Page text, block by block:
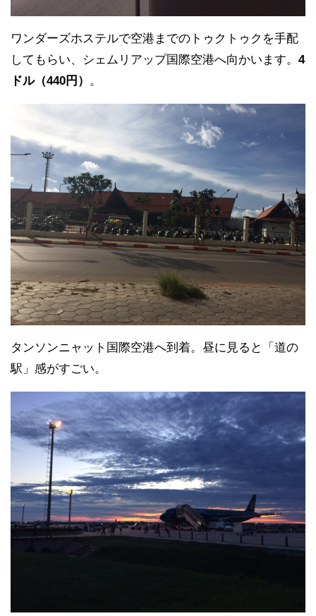
ワンダーズホステルで空港までのトゥクトゥクを手配
してもらい、シェムリアップ国際空港へ向かいます。 4
ドル（440円） 。
タンソンニャット国際空港へ到着。昼に見ると「道の
駅」感がすごい。